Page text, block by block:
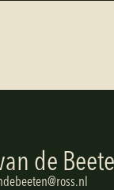
de
debeeten@ross.nl